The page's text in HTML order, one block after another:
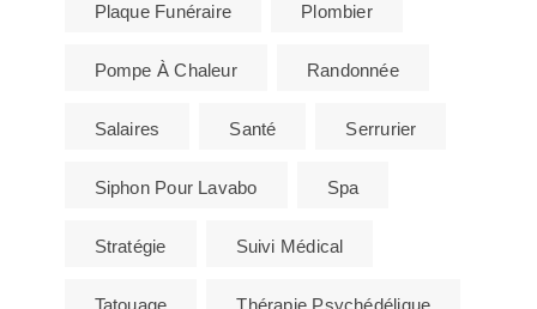
Plaque Funéraire Plombier
Pompe À Chaleur Randonnée
Salaires Santé Serrurier
Siphon Pour Lavabo Spa
Stratégie Suivi Médical